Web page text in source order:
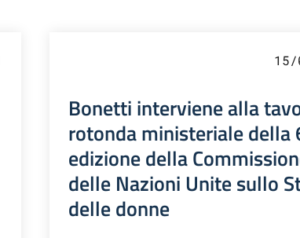
15/
Bonetti interviene alla
rotonda ministeriale della
edizione della
delle Nazioni Unite sullo
delle donne